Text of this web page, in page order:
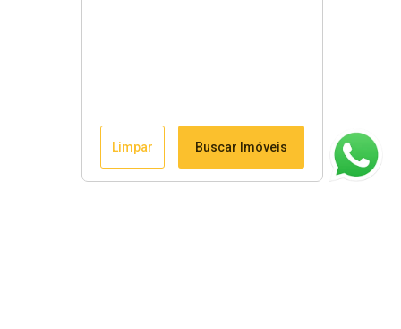
Limpar Buscar Imóveis